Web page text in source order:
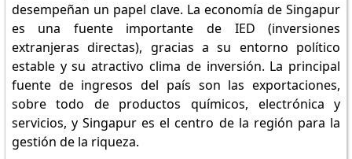
desempeñan un papel clave. La economía de Singapur
es una fuente importante de IED (inversiones
extranjeras directas), gracias a su entorno político
estable y su atractivo clima de inversión. La principal
fuente de ingresos del país son las exportaciones,
sobre todo de productos químicos, electrónica y
servicios, y Singapur es el centro de la región para la
gestión de la riqueza.